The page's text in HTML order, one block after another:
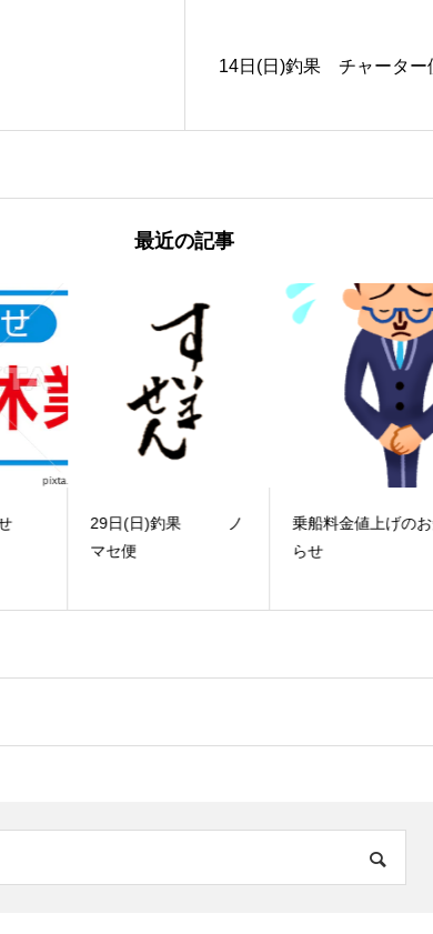
14日(日)釣果 チャーター
最近の記事
29日(日)釣果 ノ
乗船料金値上げのお知